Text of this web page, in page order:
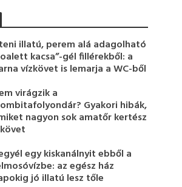
illatú, perem alá adagolható
kacsa”-gél fillérekből: a
vízkövet is lemarja a WC-ből
virágzik a
Gyakori hibák,
nagyon sok amatőr kertész
egy kiskanálnyit ebből a
az egész ház
jó illatú lesz tőle